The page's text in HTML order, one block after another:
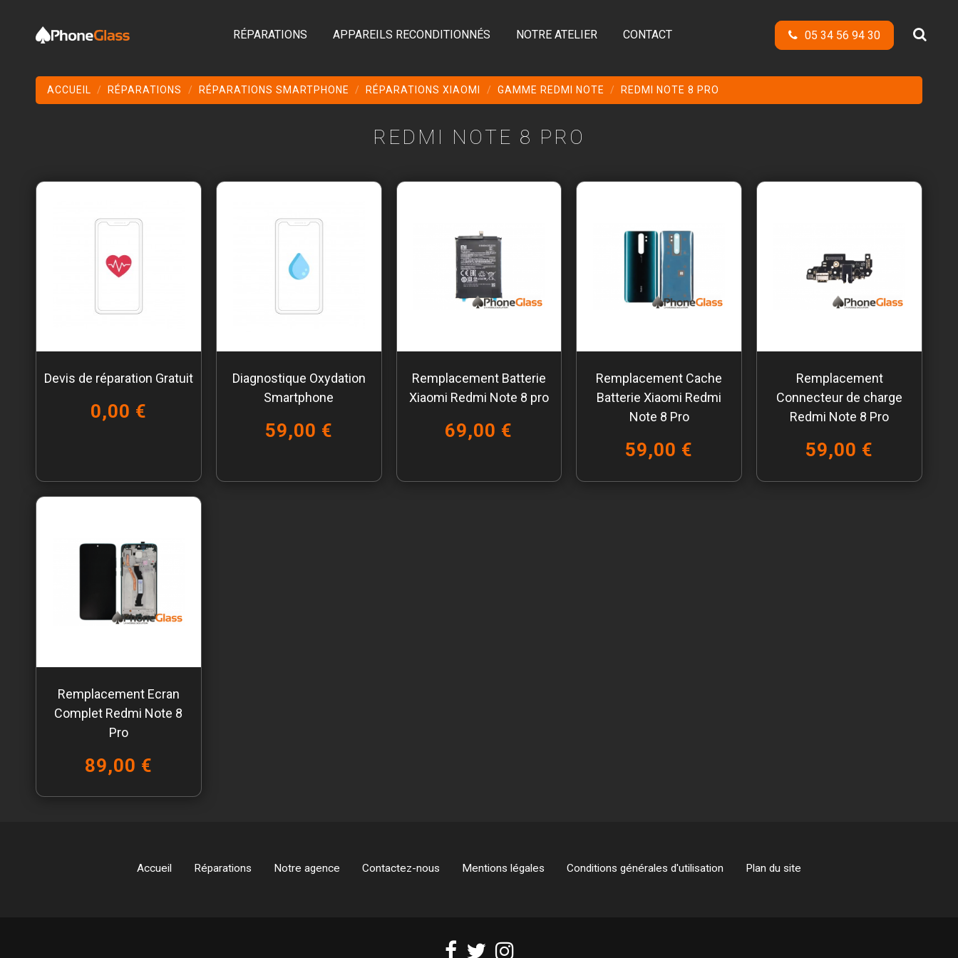
RÉPARATIONS APPAREILS RECONDITIONNÉS NOTRE ATELIER CONTACT 05 34 56 94 30
ACCUEIL RÉPARATIONS RÉPARATIONS SMARTPHONE RÉPARATIONS XIAOMI GAMME REDMI NOTE REDMI NOTE 8 PRO
REDMI NOTE 8 PRO
Devis de réparation Gratuit
0,00 €
Diagnostique Oxydation
Smartphone
59,00 €
Remplacement Batterie
Xiaomi Redmi Note 8 pro
69,00 €
Remplacement Cache
Batterie Xiaomi Redmi
Note 8 Pro
59,00 €
Remplacement
Connecteur de charge
Redmi Note 8 Pro
59,00 €
Remplacement Ecran
Complet Redmi Note 8
Pro
89,00 €
Accueil Réparations Notre agence Contactez-nous Mentions légales Conditions générales d'utilisation Plan du site